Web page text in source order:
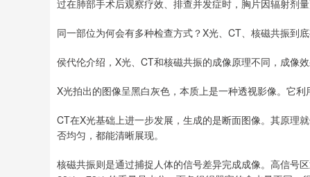
过在肺部手术后观察疗效、排查并发症时，胸片因辐射剂量
同一部位为何会有多种检查方式？X光、CT、核磁共振到
侯代伦介绍，X光、CT和核磁共振的成像原理不同，成像效
X光拍出的图像呈黑白灰色，本质上是一种透视影像。它
CT在X光基础上进一步发展，生成的是断面图像。其原理
否均匀，都能清晰展现。
核磁共振则是通过捕捉人体的信号差异完成成像。高信号